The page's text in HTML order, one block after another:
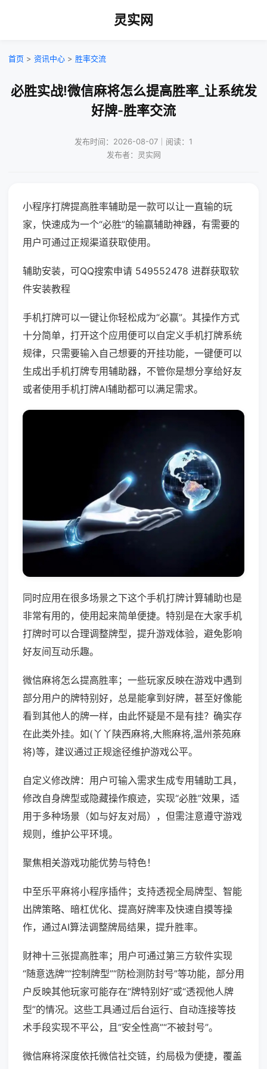
灵实网
首页 > 资讯中心 > 胜率交流
必胜实战!微信麻将怎么提高胜率_让系统发
好牌-胜率交流
发布时间：2026-08-07｜阅读：1
发布者：灵实网
小程序打牌提高胜率辅助是一款可以让一直输的玩
家，快速成为一个“必胜”的输赢辅助神器，有需要的
用户可通过正规渠道获取使用。
辅助安装，可QQ搜索申请 549552478 进群获取软
件安装教程
手机打牌可以一键让你轻松成为“必赢”。其操作方式
十分简单，打开这个应用便可以自定义手机打牌系统
规律，只需要输入自己想要的开挂功能，一键便可以
生成出手机打牌专用辅助器，不管你是想分享给好友
或者使用手机打牌AI辅助都可以满足需求。
同时应用在很多场景之下这个手机打牌计算辅助也是
非常有用的，使用起来简单便捷。特别是在大家手机
打牌时可以合理调整牌型，提升游戏体验，避免影响
好友间互动乐趣。
微信麻将怎么提高胜率；一些玩家反映在游戏中遇到
部分用户的牌特别好，总是能拿到好牌，甚至好像能
看到其他人的牌一样，由此怀疑是不是有挂？确实存
在此类外挂。如(丫丫陕西麻将,大熊麻将,温州茶苑麻
将)等，建议通过正规途径维护游戏公平。
自定义修改牌：用户可输入需求生成专用辅助工具，
修改自身牌型或隐藏操作痕迹，实现“必胜”效果，适
用于多种场景（如与好友对局），但需注意遵守游戏
规则，维护公平环境。
聚焦相关游戏功能优势与特色！
中至乐平麻将小程序插件；支持透视全局牌型、智能
出牌策略、暗杠优化、提高好牌率及快速自摸等操
作，通过AI算法调整牌局结果，提升胜率。
财神十三张提高胜率；用户可通过第三方软件实现
“随意选牌”“控制牌型”“防检测防封号”等功能，部分用
户反映其他玩家可能存在“牌特别好”或“透视他人牌
型”的情况。这些工具通过后台运行、自动连接等技
术手段实现不平公，且“安全性高”“不被封号”。
微信麻将深度依托微信社交链，约局极为便捷，覆盖